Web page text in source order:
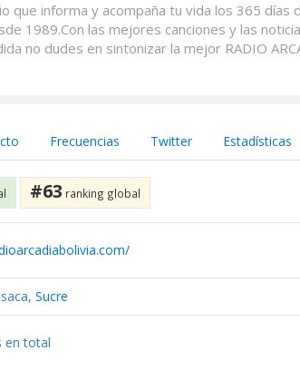
que informa y acompaña tu vida los 365 días
1989.Con las mejores canciones y las
no dudes en sintonizar la mejor RADIO
Frecuencias Twitter Estadísticas
#63 ranking global
Sucre
en total